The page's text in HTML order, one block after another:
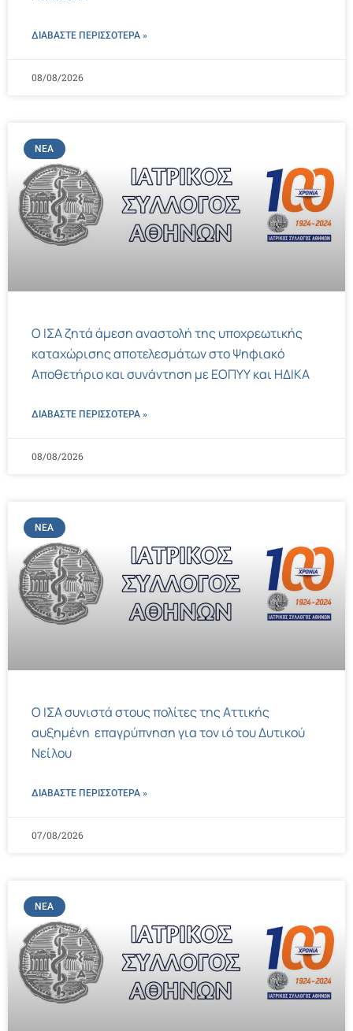
ΔΙΑΒΑΣΤΕ ΠΕΡΙΣΣΌΤΕΡΑ »
08/08/2026
ΝΈΑ
Ο ΙΣΑ ζητά άμεση αναστολή της υποχρεωτικής
καταχώρισης αποτελεσμάτων στο Ψηφιακό
Αποθετήριο και συνάντηση με ΕΟΠΥΥ και ΗΔΙΚΑ
ΔΙΑΒΑΣΤΕ ΠΕΡΙΣΣΌΤΕΡΑ »
08/08/2026
ΝΈΑ
Ο ΙΣΑ συνιστά στους πολίτες της Αττικής
αυξημένη επαγρύπνηση για τον ιό του Δυτικού
Νείλου
ΔΙΑΒΑΣΤΕ ΠΕΡΙΣΣΌΤΕΡΑ »
07/08/2026
ΝΈΑ